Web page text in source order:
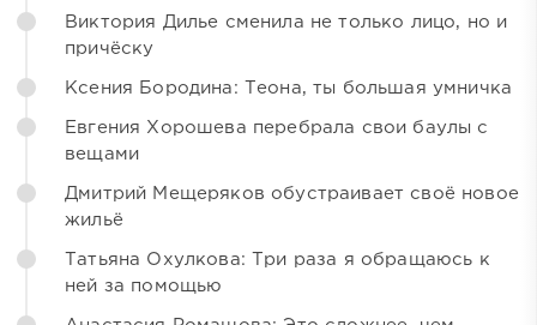
Виктория Дилье сменила не только лицо, но и
причёску
Ксения Бородина: Теона, ты большая умничка
Евгения Хорошева перебрала свои баулы с
вещами
Дмитрий Мещеряков обустраивает своё новое
жильё
Татьяна Охулкова: Три раза я обращаюсь к
ней за помощью